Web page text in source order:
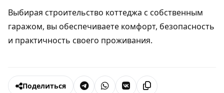
Выбирая строительство коттеджа с собственным
гаражом, вы обеспечиваете комфорт, безопасность
и практичность своего проживания.
Поделиться